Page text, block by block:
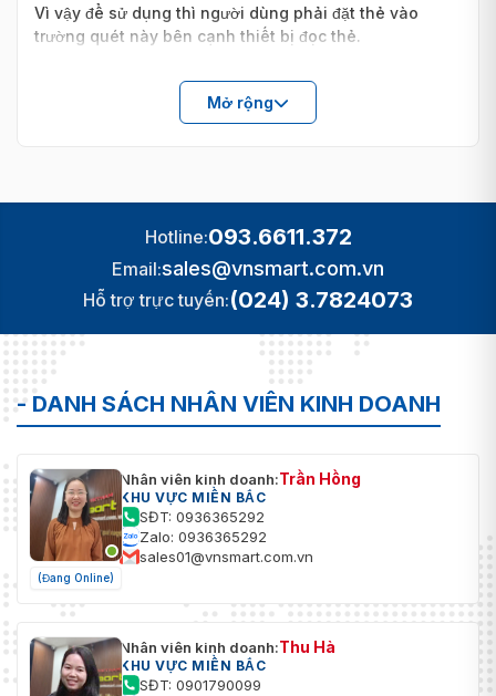
Vì vậy để sử dụng thì người dùng phải đặt thẻ vào
trường quét này bên cạnh thiết bị đọc thẻ.
Mở rộng
Hotline:093.6611.372
Email:sales@vnsmart.com.vn
Hỗ trợ trực tuyến:(024) 3.7824073
- DANH SÁCH NHÂN VIÊN KINH DOANH
(Đang Online)
Nhân viên kinh doanh:Trần Hồng
KHU VỰC MIỀN BẮC
SĐT: 0936365292
Zalo: 0936365292
sales01@vnsmart.com.vn
Nhân viên kinh doanh:Thu Hà
KHU VỰC MIỀN BẮC
SĐT: 0901790099